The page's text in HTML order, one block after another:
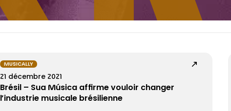
MUSICALLY
21 décembre 2021
Brésil – Sua Música affirme vouloir changer
l’industrie musicale brésilienne